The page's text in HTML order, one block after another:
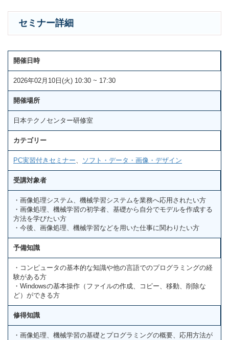
セミナー詳細
開催日時
2026年02月10日(火) 10:30 ~ 17:30
開催場所
日本テクノセンター研修室
カテゴリー
PC実習付きセミナー、 ソフト・データ・画像・デザイン
受講対象者
・画像処理システム、機械学習システムを業務へ応用されたい方
・画像処理、機械学習の初学者、基礎から自分でモデルを作成する
方法を学びたい方
・今後、画像処理、機械学習などを用いた仕事に関わりたい方
予備知識
・コンピュータの基本的な知識や他の言語でのプログラミングの経
験がある方
・Windowsの基本操作（ファイルの作成、コピー、移動、削除な
ど）ができる方
修得知識
・画像処理、機械学習の基礎とプログラミングの概要、応用方法が